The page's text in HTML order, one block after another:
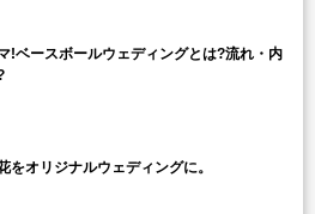
!ベースボールウェディングとは?流れ・内
をオリジナルウェディングに。